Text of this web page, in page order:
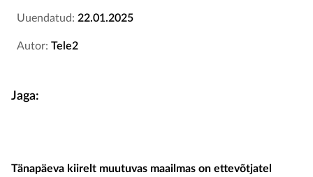
Uuendatud: 22.01.2025
Autor: Tele2
Jaga:
Tänapäeva kiirelt muutuvas maailmas on ettevõtjatel